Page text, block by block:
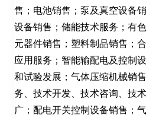
售；电池销售；泵及真空设备
设备销售；储能技术服务；有
元器件销售；塑料制品销售；
应用服务；智能输配电及控制
和试验发展；气体压缩机械销
务、技术开发、技术咨询、技
广；配电开关控制设备销售；